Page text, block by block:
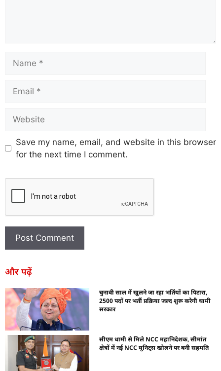
Save my name, email, and website in this browser
for the next time I comment.
और पढ़ें
चुनावी साल में खुलने जा रहा भर्तियों का पिटारा,
2500 पदों पर भर्ती प्रक्रिया जल्द शुरू करेगी धामी
सरकार
सीएम धामी से मिले NCC महानिदेशक, सीमांत
क्षेत्रों में नई NCC यूनिट्स खोलने पर बनी सहमति